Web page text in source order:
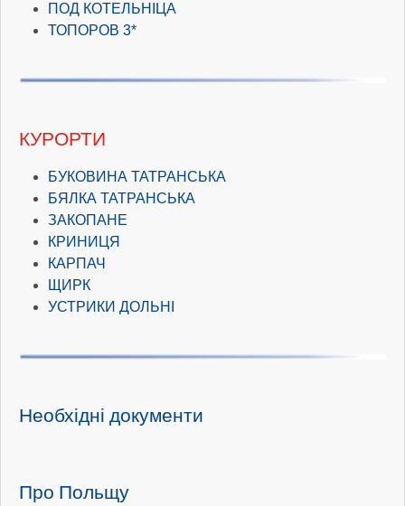
ПОД КОТЕЛЬНІЦА
ТОПОРОВ 3*
КУРОРТИ
БУКОВИНА ТАТРАНСЬКА
БЯЛКА ТАТРАНСЬКА
ЗАКОПАНЕ
КРИНИЦЯ
КАРПАЧ
ЩИРК
УСТРИКИ ДОЛЬНІ
Необхідні документи
Про Польщу